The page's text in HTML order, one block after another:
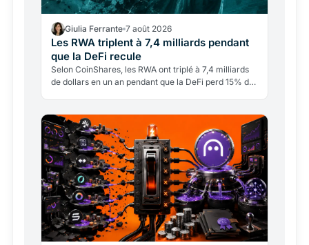
Giulia Ferrante 7 août 2026
Les RWA triplent à 7,4 milliards pendant
que la DeFi recule
Selon CoinShares, les RWA ont triplé à 7,4 milliards
de dollars en un an pendant que la DeFi perd 15% de